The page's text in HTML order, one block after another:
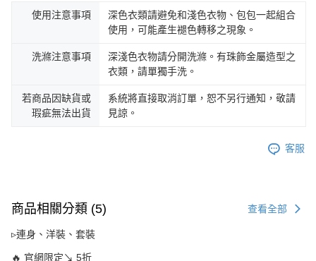
使用注意事項
深色衣類請避免和淺色衣物、包包一起組合
使用，可能產生褪色轉移之現象。
洗滌注意事項
深淺色衣物請分開洗滌。有珠飾金屬造型之
衣類，請單獨手洗。
若商品因缺貨或
瑕疵無法出貨
系統將直接取消訂單，恕不另行通知，敬請
見諒。
客服
商品相關分類 (5) 查看全部
▹連身、洋裝、套裝
🔥 官網限定↘ 5折